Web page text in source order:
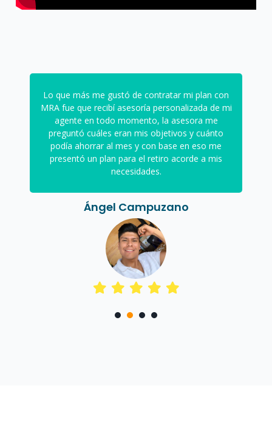
Lo que más me gustó de contratar mi plan con
MRA fue que recibí asesoría personalizada de mi
agente en todo momento, la asesora me
preguntó cuáles eran mis objetivos y cuánto
podía ahorrar al mes y con base en eso me
presentó un plan para el retiro acorde a mis
necesidades.
Ángel Campuzano